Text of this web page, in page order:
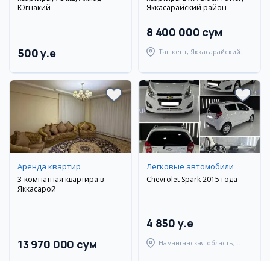
Югнакий
500 y.e
Яккасарайский район
8 400 000 сум
Ташкент, Яккасарайский
Аренда квартир
3-комнатная квартира в
Яккасарой
13 970 000 сум
Легковые автомобили
Chevrolet Spark 2015 года
4 850 y.e
Наманганская область,